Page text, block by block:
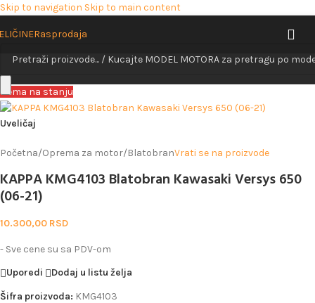
Skip to navigation Skip to main content
Rasprodaja
Nema na stanju
Uveličaj
Početna/Oprema za motor/BlatobranVrati se na proizvode
KAPPA KMG4103 Blatobran Kawasaki Versys 650
(06-21)
10.300,00 RSD
- Sve cene su sa PDV-om
Uporedi
Dodaj u listu želja
Šifra proizvoda: KMG4103